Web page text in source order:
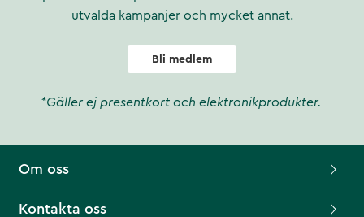
utvalda kampanjer och mycket annat.
Bli medlem
*Gäller ej presentkort och elektronikprodukter.
Om oss
Kontakta oss